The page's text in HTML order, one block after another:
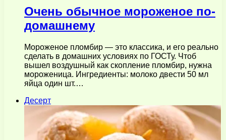
Очень обычное мороженое по-
домашнему
Мороженое пломбир — это классика, и его реально
сделать в домашних условиях по ГОСТу. Чтоб
вышел воздушный как скопление пломбир, нужна
мороженица. Ингредиенты: молоко двести 50 мл
яйца один шт.…
Десерт